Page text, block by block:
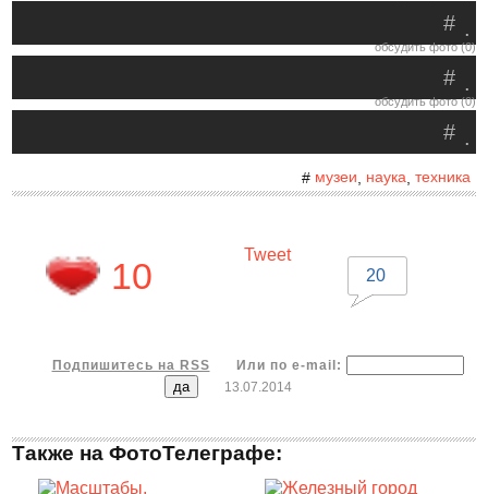
.
#
обсудить фото (0)
.
#
обсудить фото (0)
.
#
# музеи наука, техника
10
Tweet
20
Подпишитесь на RSS
Или по e-mail:
13.07.2014
Также на ФотоТелеграфе: